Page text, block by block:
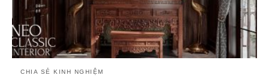
CHIA SẺ KINH NGHIỆM